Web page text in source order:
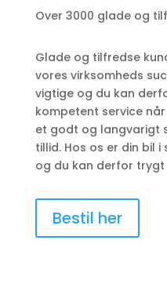
Over 3000 glade og
Glade og tilfredse
vores virksomheds
vigtige og du kan
kompetent service
et godt og langvarigt
tillid. Hos os er din bil
og du kan derfor
Bestil her